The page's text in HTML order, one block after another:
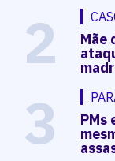
2 Mãe
3 PMs